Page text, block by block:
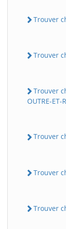
Trouver
Trouver
Trouver
OUTRE-ET-
Trouver
Trouver
Trouver